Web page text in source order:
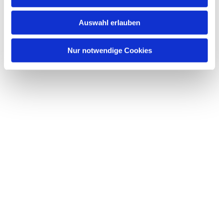
Auswahl erlauben
Nur notwendige Cookies